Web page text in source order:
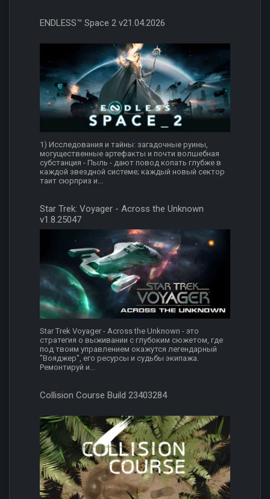
ENDLESS™ Space 2 v21.04.2026
1) Исследования и тайны: загадочные руины,
могущественные артефакты и почти волшебная
субстанция - Пыль - дают повод копать глубже в
каждой звездной системе; каждый новый сектор
таит сюрприз и...
Star Trek: Voyager - Across the Unknown
v1.8.25047
Star Trek Voyager - Across the Unknown - это
стратегия о выживании с глубоким сюжетом, где
под твоим управлением окажутся легендарный
"Вояджер", его ресурсы и судьбы экипажа.
Ремонтируй и...
Collision Course Build 23403284